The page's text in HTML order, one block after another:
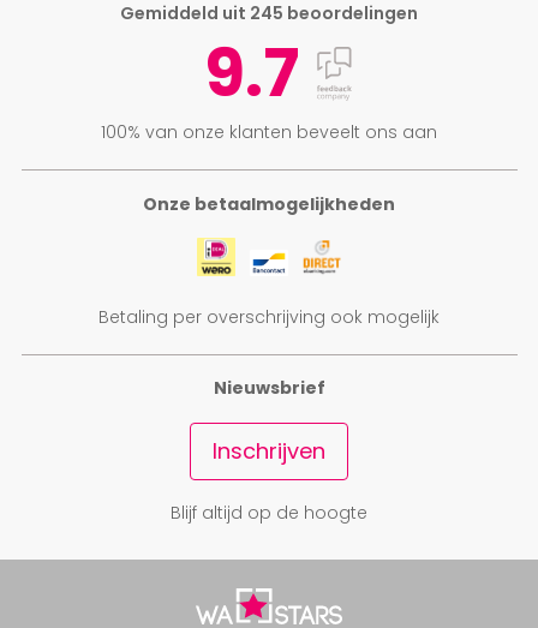
Onze betaalmogelijkheden
Betaling per overschrijving ook mogelijk
Gemiddeld uit 245 beoordelingen
9.7
100% van onze klanten beveelt ons aan
Nieuwsbrief
Inschrijven
Blijf altijd op de hoogte